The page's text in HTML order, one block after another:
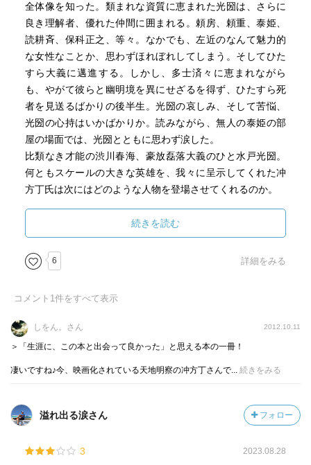
全体像を知った。類まれな資質に恵まれた光圀は、さらに
良き理解者、優れた仲間に囲まれる。頼房、頼重、泰姫、
読耕斉、保科正之、等々。なかでも、左近のなんて魅力的
な女性なことか、思わずほれぼれしてしまう。そしてひた
すら大義に邁進する。しかし、多士済々に恵まれながら
も、やがて彼らと幽明境を異にせざるを得ず、ひたすら死
者を見送るばかりの後半生。光圀の哀しみ、そして苦悩、
光圀の心持はいかばかりか。読みながら、無人の泰姫の部
屋の場面では、光圀とともに思わず涙した。
比類なき才能の渋川春海、豪放磊落大義のひと水戸光圀。
何ともスケールの大きな英雄を、我々に呈示してくれた冲
方丁氏は次にはどのような人物を登場させてくれるのか。
続きを読む
6 詳細をみる
コメント 1件をすべて表示
しをん。さん 2012.10.11
＞「生涯に、この本と出会って良かった」と思える本の一冊！
凄いですね♪今、映画化されている天地明察の冲方丁さんで... 続きをみる
溢れ出る涙さん フォロー
3 2023.08.28